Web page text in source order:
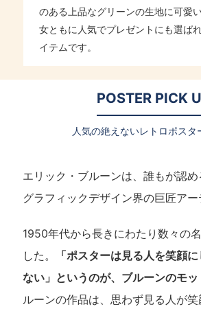
のある上品なグリーンの生地に可愛
女ともに人気でプレゼントにも選ば
イテムです。
POSTER PICK
人気の絶えないレトロポスタ
エリック・ブルーンは、誰もが認
グラフィックデザイン界の巨匠アー
1950年代から長きにわたり数々の
した。
「ポスターは見る人を笑顔
ない」というのが、ブルーンのモッ
ルーンの作品は、思わず見る人が笑